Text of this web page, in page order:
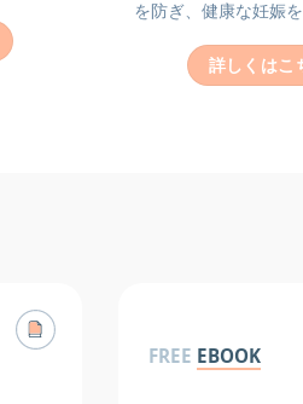
を防ぎ、健康な妊娠
詳しくはこ
FREE EBOOK